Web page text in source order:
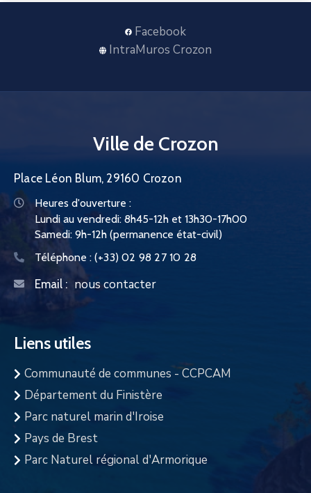
Facebook
IntraMuros Crozon
Ville de Crozon
Place Léon Blum, 29160 Crozon
Heures d'ouverture :
Lundi au vendredi: 8h45-12h et 13h30-17h00
Samedi: 9h-12h (permanence état-civil)
Téléphone : (+33) 02 98 27 10 28
Email : nous contacter
Liens utiles
Communauté de communes - CCPCAM
Département du Finistère
Parc naturel marin d'Iroise
Pays de Brest
Parc Naturel régional d'Armorique